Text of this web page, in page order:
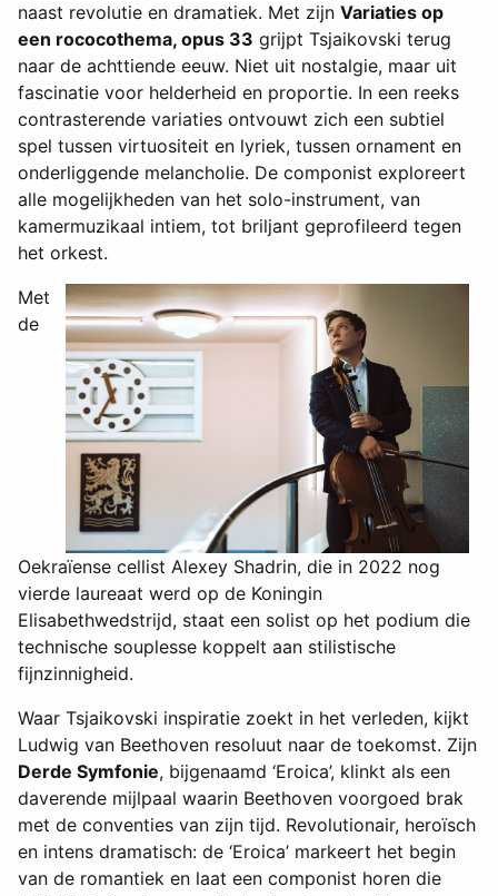
naast revolutie en dramatiek. Met zijn Variaties op
een rococothema, opus 33 grijpt Tsjaikovski terug
naar de achttiende eeuw. Niet uit nostalgie, maar uit
fascinatie voor helderheid en proportie. In een reeks
contrasterende variaties ontvouwt zich een subtiel
spel tussen virtuositeit en lyriek, tussen ornament en
onderliggende melancholie. De componist exploreert
alle mogelijkheden van het solo-instrument, van
kamermuzikaal intiem, tot briljant geprofileerd tegen
het orkest.
Met
de
Oekraïense cellist Alexey Shadrin, die in 2022 nog
vierde laureaat werd op de Koningin
Elisabethwedstrijd, staat een solist op het podium die
technische souplesse koppelt aan stilistische
fijnzinnigheid.
Waar Tsjaikovski inspiratie zoekt in het verleden, kijkt
Ludwig van Beethoven resoluut naar de toekomst. Zijn
Derde Symfonie, bijgenaamd ‘Eroica’, klinkt als een
daverende mijlpaal waarin Beethoven voorgoed brak
met de conventies van zijn tijd. Revolutionair, heroïsch
en intens dramatisch: de ‘Eroica’ markeert het begin
van de romantiek en laat een componist horen die